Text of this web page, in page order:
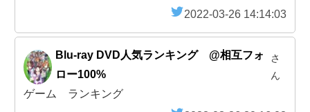
2022-03-26 14:14:03
Blu-ray DVD人気ランキング @相互フォ
ロー100%
さ
ん
ゲーム ランキング